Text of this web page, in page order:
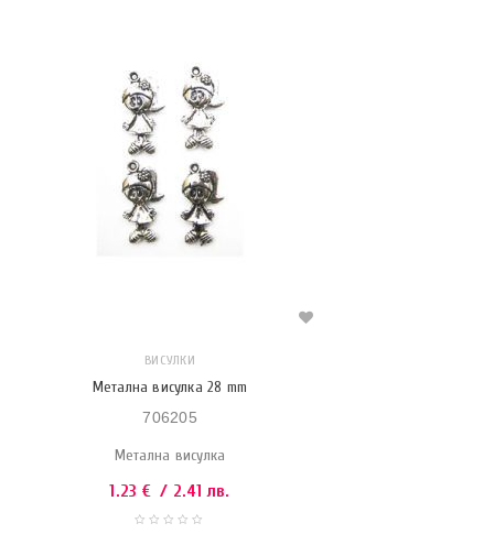
ВИСУЛКИ
Метална висулка 28 mm
706205
Метална висулка
1.23 € / 2.41 лв.